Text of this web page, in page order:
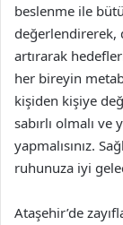
beslenme ile
değerlendirerek,
artırarak
her bireyin
kişiden kişiye
sabırlı olmalı ve
yapmalısınız.
ruhunuza iyi
Ataşehir’de